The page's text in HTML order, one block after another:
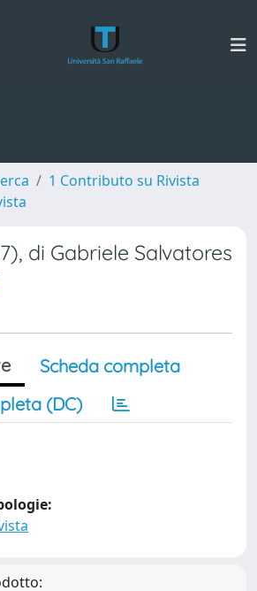
1 Contributo su Rivista
di Gabriele Salvatores
Scheda completa
(DC)